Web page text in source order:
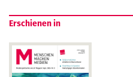
Erschienen in